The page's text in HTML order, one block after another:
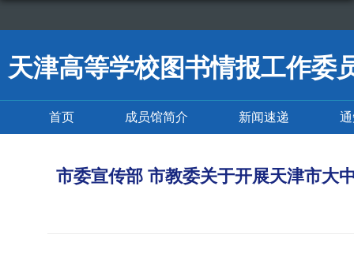
天津高等学校图书情报工作委
首页 成员馆简介 新闻速递
市委宣传部 市教委关于开展天津市大